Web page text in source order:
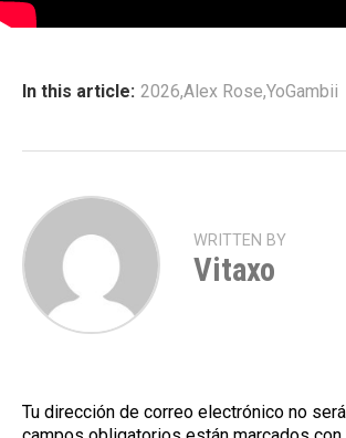
In this article: 2026,Alex Rose,YoGambii
WRITTEN BY
Vitaxo
Tu dirección de correo electrónico no